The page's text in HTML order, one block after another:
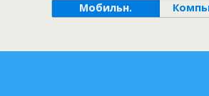
Мобильн.